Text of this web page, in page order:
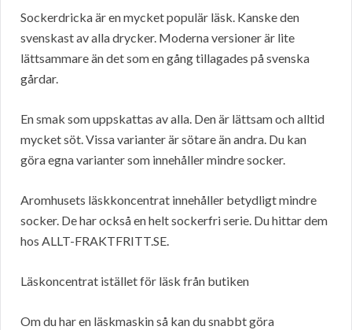
Sockerdricka är en mycket populär läsk. Kanske den
svenskast av alla drycker. Moderna versioner är lite
lättsammare än det som en gång tillagades på svenska
gårdar.
En smak som uppskattas av alla. Den är lättsam och alltid
mycket söt. Vissa varianter är sötare än andra. Du kan
göra egna varianter som innehåller mindre socker.
Aromhusets läskkoncentrat innehåller betydligt mindre
socker. De har också en helt sockerfri serie. Du hittar dem
hos ALLT-FRAKTFRITT.SE.
Läskoncentrat istället för läsk från butiken
Om du har en läskmaskin så kan du snabbt göra